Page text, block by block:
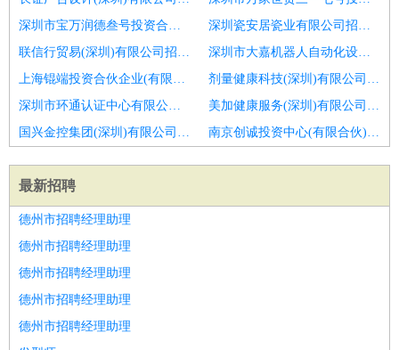
深圳市宝万润德叁号投资合伙企业(有限合伙)招聘物业前台接待
深圳瓷安居瓷业有限公司招聘物业管理主管
联信行贸易(深圳)有限公司招聘物业管家
深圳市大嘉机器人自动化设备有限公司招聘商业物业经理
上海锟端投资合伙企业(有限合伙)招聘苏中区域公司
剂量健康科技(深圳)有限公司招聘保安员
深圳市环通认证中心有限公司招聘物业经理
美加健康服务(深圳)有限公司招聘计划运营专员
国兴金控集团(深圳)有限公司招聘维修人员
南京创诚投资中心(有限合伙)招聘案场物业经理
最新招聘
德州市招聘经理助理
德州市招聘经理助理
德州市招聘经理助理
德州市招聘经理助理
德州市招聘经理助理